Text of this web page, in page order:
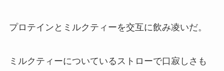
プロテインとミルクティーを交互に飲み凌いだ。
ミルクティーについているストローで口寂しさも